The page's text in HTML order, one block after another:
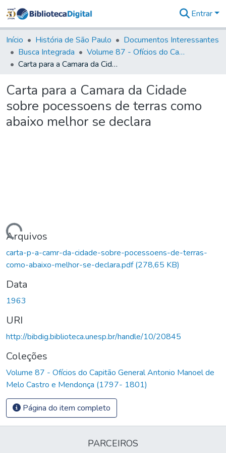
&
Coleções
Tudo na
Biblioteca
Estatísticas
Entrar
Início História de São Paulo
Documentos Interessantes
Busca Integrada
Volume 87 - Ofícios do Capitão General Antonio Manoel de Melo Castro e Mendonça (1797- 1801)
Carta para a Camara da Cidade sobre pocessoens de terras como abaixo melhor se declara
Carta para a Camara da Cidade
sobre pocessoens de terras como
abaixo melhor se declara
Carregando...
Arquivos
carta-p-a-camr-da-cidade-sobre-pocessoens-de-terras-
como-abaixo-melhor-se-declara.pdf(278,65 KB)
Data
1963
URI
http://bibdig.biblioteca.unesp.br/handle/10/20845
Coleções
Volume 87 - Ofícios do Capitão General Antonio Manoel de
Melo Castro e Mendonça (1797- 1801)
Página do item completo
PARCEIROS